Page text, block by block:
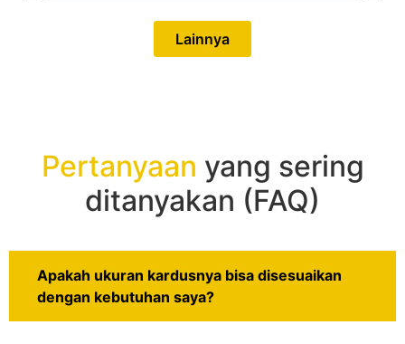
Lainnya
Pertanyaan yang sering
ditanyakan (FAQ)
Apakah ukuran kardusnya bisa disesuaikan
dengan kebutuhan saya?